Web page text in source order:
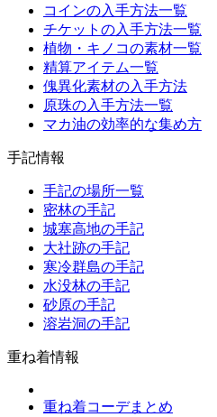
コインの入手方法一覧
チケットの入手方法一覧
植物・キノコの素材一覧
精算アイテム一覧
傀異化素材の入手方法
原珠の入手方法一覧
マカ油の効率的な集め方
手記情報
手記の場所一覧
密林の手記
城塞高地の手記
大社跡の手記
寒冷群島の手記
水没林の手記
砂原の手記
溶岩洞の手記
重ね着情報
重ね着コーデまとめ